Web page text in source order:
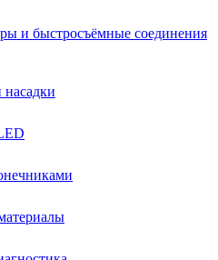
и быстросъёмные соединения